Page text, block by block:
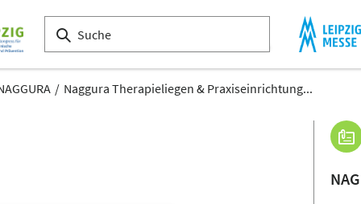
Naggura Therapieliegen & Praxiseinrichtung...